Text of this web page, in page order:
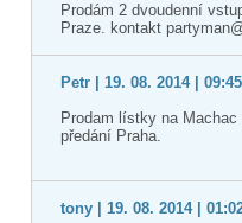
Prodám 2 dvoudenní
Praze. kontakt
Petr | 19. 08. 2014 |
Prodam lístky na
předání Praha.
tony | 19. 08. 2014 |